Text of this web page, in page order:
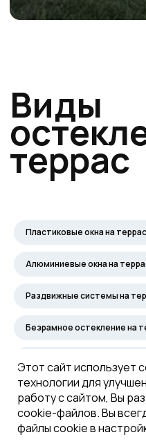
Пластиковые окна на
Алюминиевые окна на
Раздвижные системы на
Безрамное остекление на
Входные двери на террасу
Панорамные двери на
Этот сайт использует
технологии для
работу с сайтом, Вы
cookie-файлов. Вы
файлы cookie в